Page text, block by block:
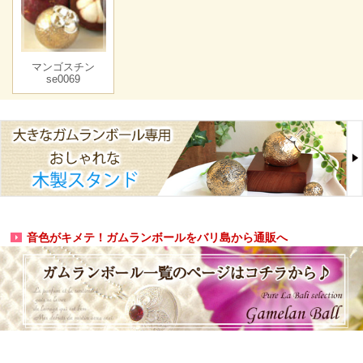
マンゴスチン
se0069
音色がキメテ！ガムランボールをバリ島から通販へ